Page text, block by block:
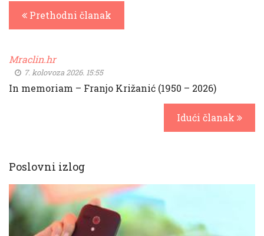
Prethodni članak
Mraclin.hr
7. kolovoza 2026. 15:55
In memoriam – Franjo Križanić (1950 – 2026)
Idući članak
Poslovni izlog